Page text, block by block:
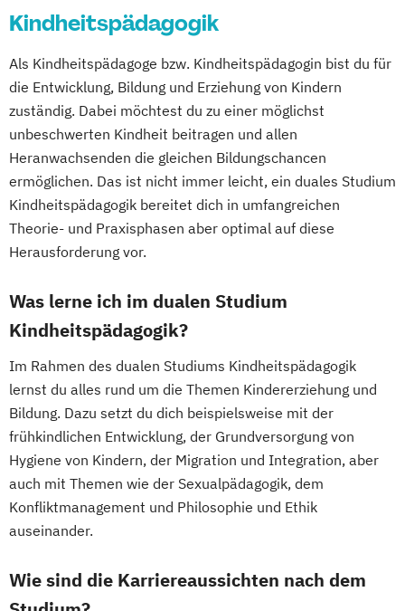
Kindheitspädagogik
Als Kindheitspädagoge bzw. Kindheitspädagogin bist du für
die Entwicklung, Bildung und Erziehung von Kindern
zuständig. Dabei möchtest du zu einer möglichst
unbeschwerten Kindheit beitragen und allen
Heranwachsenden die gleichen Bildungschancen
ermöglichen. Das ist nicht immer leicht, ein duales Studium
Kindheitspädagogik bereitet dich in umfangreichen
Theorie- und Praxisphasen aber optimal auf diese
Herausforderung vor.
Was lerne ich im dualen Studium
Kindheitspädagogik?
Im Rahmen des dualen Studiums Kindheitspädagogik
lernst du alles rund um die Themen Kindererziehung und
Bildung. Dazu setzt du dich beispielsweise mit der
frühkindlichen Entwicklung, der Grundversorgung von
Hygiene von Kindern, der Migration und Integration, aber
auch mit Themen wie der Sexualpädagogik, dem
Konfliktmanagement und Philosophie und Ethik
auseinander.
Wie sind die Karriereaussichten nach dem